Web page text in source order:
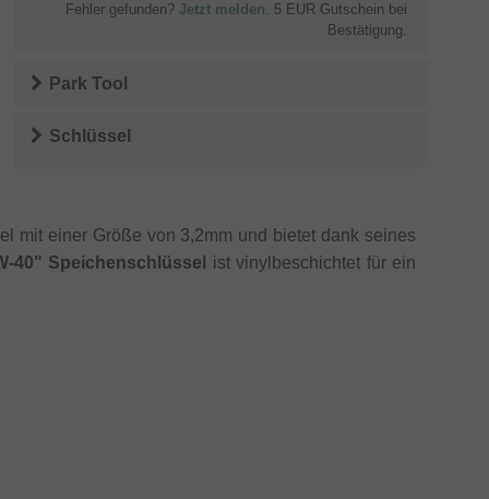
Fehler gefunden? Jetzt melden. 5 EUR Gutschein bei
Bestätigung.
Park Tool
Schlüssel
mit einer Größe von 3,2mm und bietet dank seines
40" Speichenschlüssel
ist vinylbeschichtet für ein